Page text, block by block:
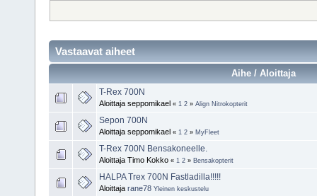
Vastaavat aiheet
Aihe / Aloittaja
T-Rex 700N
Aloittaja seppomikael « 1 2 » Align Nitrokopterit
Sepon 700N
Aloittaja seppomikael « 1 2 » MyFleet
T-Rex 700N Bensakoneelle.
Aloittaja Timo Kokko « 1 2 » Bensakopterit
HALPA Trex 700N Fastladilla!!!!!
Aloittaja rane78 Yleinen keskustelu